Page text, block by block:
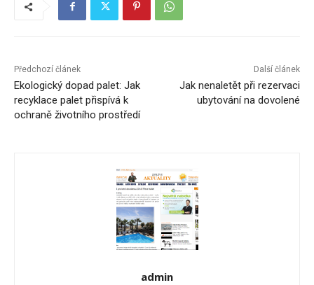
Předchozí článek
Ekologický dopad palet: Jak
recyklace palet přispívá k
ochraně životního prostředí
Další článek
Jak nenaletět při rezervaci
ubytování na dovolené
admin